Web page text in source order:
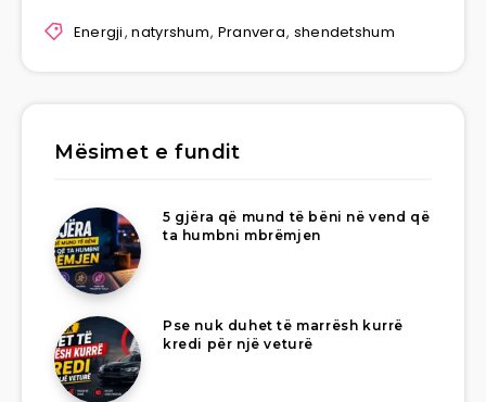
Energji,natyrshum, Pranvera, shendetshum
Mësimet e fundit
5 gjëra që mund të bëni në vend që
ta humbni mbrëmjen
Pse nuk duhet të marrësh kurrë
kredi për një veturë